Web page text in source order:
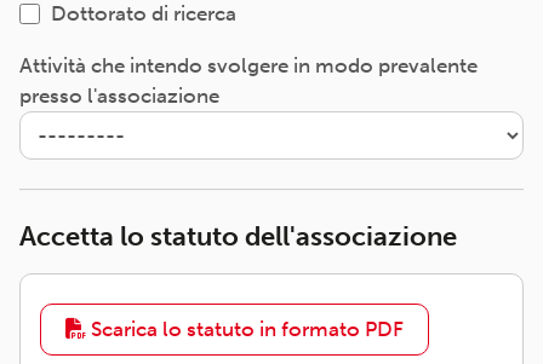
Dottorato di ricerca
Attività che intendo svolgere in modo prevalente
presso l'associazione
Accetta lo statuto dell'associazione
Scarica lo statuto in formato PDF